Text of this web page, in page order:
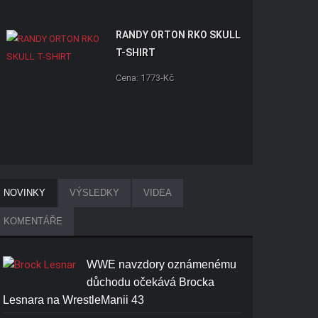
RANDY ORTON RKO SKULL
T-SHIRT
Cena: 1773-Kč
NOVINKY VÝSLEDKY VIDEA
KOMENTÁŘE
WWE navzdory oznámenému
důchodu očekává Brocka
Lesnara na WrestleManii 43